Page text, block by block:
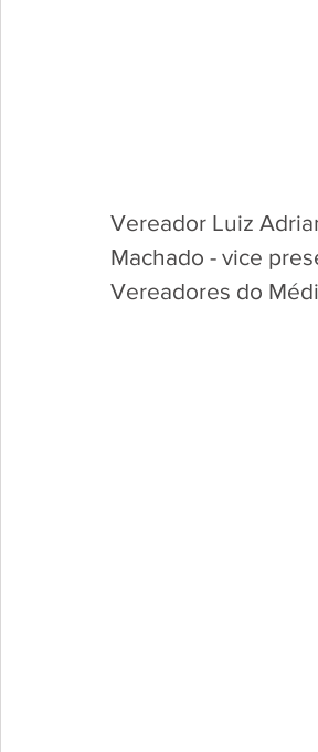
Vereador Luiz
Machado - vice
Vereadores do